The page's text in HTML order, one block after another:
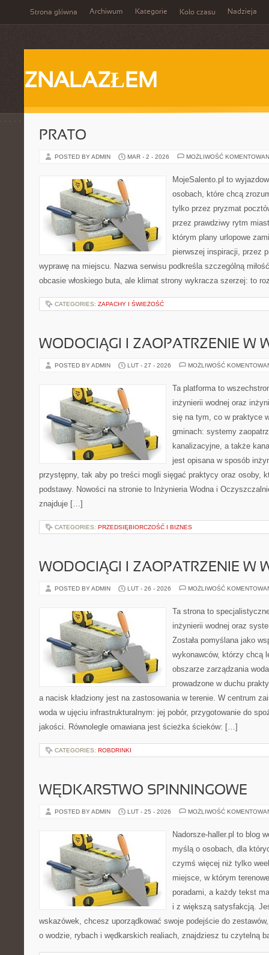
Strona główna Archiwum Kategorie Koło czasu Nadzieja
ZNALAZŁEM
PRATO
POSTED BY ADMIN MAR - 2 - 2026 MOŻLIWOŚĆ
MojeSalento.pl to
osobach, które chcą
tylko przez pryzmat
przez prawdziwy rytm
którym plany urlopowe
pierwszej inspiracji, przez
wyprawę na miejscu. Nazwa serwisu podkreśla szczególną
obcasie włoskiego buta, ale klimat strony wykracza szerzej: to
CATEGORIES: ZAPACHY I ŚWIEŻOŚĆ
WODOCIĄGI I ZAOPATRZENIE W
POSTED BY ADMIN LUT - 27 - 2026 MOŻLIWOŚĆ
Ta platforma to
inżynierii wodnej oraz
się na tym, co w praktyce
gminach: systemy
kanalizacyjne, a także
jest opisana w sposób
przystępny, tak aby po treści mogli sięgać praktycy oraz osoby,
podstawy. Nowości na stronie to Inżynieria Wodna i
znajduje […]
CATEGORIES: PRZEDSIĘBIORCZOŚĆ I BIZNES
WODOCIĄGI I ZAOPATRZENIE W
POSTED BY ADMIN LUT - 26 - 2026 MOŻLIWOŚĆ
Ta strona to
inżynierii wodnej oraz
Została pomyślana jako
wykonawców, którzy chcą
obszarze zarządzania
prowadzone w duchu
a nacisk kładziony jest na zastosowania w terenie. W centrum
woda w ujęciu infrastrukturalnym: jej pobór, przygotowanie do
jakości. Równolegle omawiana jest ścieżka ścieków: […]
CATEGORIES: ROBDRINKI
WĘDKARSTWO SPINNINGOWE
POSTED BY ADMIN LUT - 25 - 2026 MOŻLIWOŚĆ
Nadorsze-haller.pl to blog
myślą o osobach, dla
czymś więcej niż tylko
miejsce, w którym
poradami, a każdy tekst
i z większą satysfakcją.
wskazówek, chcesz uporządkować swoje podejście do
o wodzie, rybach i wędkarskich realiach, znajdziesz tu czytelną